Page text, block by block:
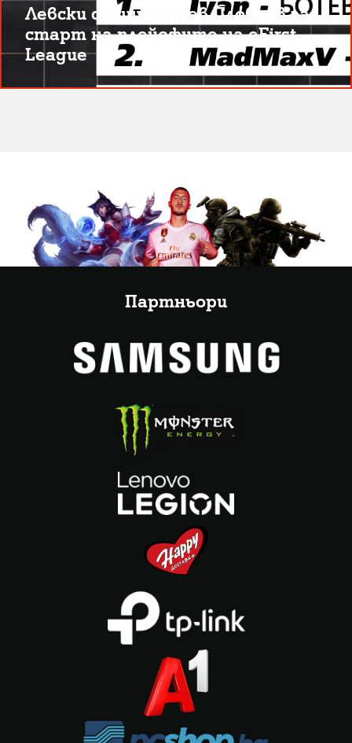
Левски срещу Ботев Пловдив за
старт на плейофите на eFirst
League
Партньори